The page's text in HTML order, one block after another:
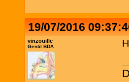
19/07/2016
vinzouille
Gentil BDA